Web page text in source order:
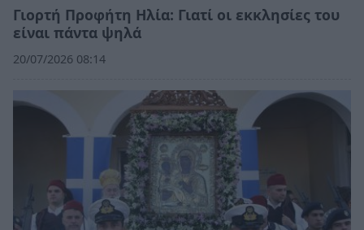
Γιορτή Προφήτη Ηλία: Γιατί οι εκκλησίες του
είναι πάντα ψηλά
20/07/2026 08:14